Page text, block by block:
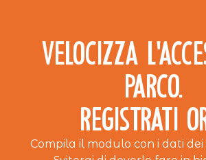
VELOCIZZA
PARCO.
REGISTRATI
Compila il modulo con i dati